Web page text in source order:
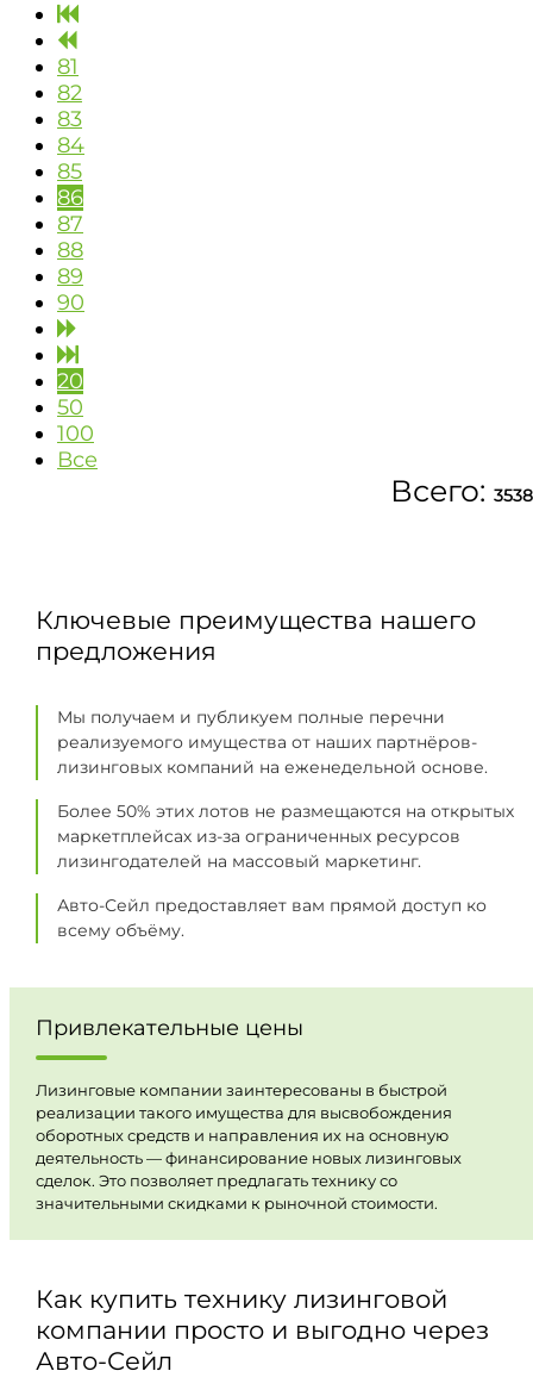
81
82
83
84
85
86
87
88
89
90
20
50
100
Все
Всего:
Ключевые преимущества нашего
предложения
Мы получаем и публикуем полные перечни
реализуемого имущества от наших партнёров-
лизинговых компаний на еженедельной основе.
Более 50% этих лотов не размещаются на открытых
маркетплейсах из-за ограниченных ресурсов
лизингодателей на массовый маркетинг.
Авто-Сейл предоставляет вам прямой доступ ко
всему объёму.
Привлекательные цены
Лизинговые компании заинтересованы в быстрой
реализации такого имущества для высвобождения
оборотных средств и направления их на основную
деятельность — финансирование новых лизинговых
сделок. Это позволяет предлагать технику со
значительными скидками к рыночной стоимости.
Как купить технику лизинговой
компании просто и выгодно через
Авто-Сейл